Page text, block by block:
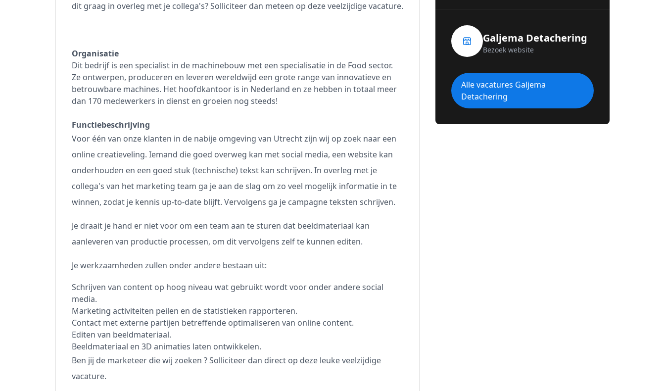
dit graag in overleg met je collega's? Solliciteer dan meteen op deze veelzijdige vacature.
Organisatie
Dit bedrijf is een specialist in de machinebouw met een specialisatie in de Food sector.
Ze ontwerpen, produceren en leveren wereldwijd een grote range van innovatieve en
betrouwbare machines. Het hoofdkantoor is in Nederland en ze hebben in totaal meer
dan 170 medewerkers in dienst en groeien nog steeds!
Functiebeschrijving
Voor één van onze klanten in de nabije omgeving van Utrecht zijn wij op zoek naar een
online creatieveling. Iemand die goed overweg kan met social media, een website kan
onderhouden en een goed stuk (technische) tekst kan schrijven. In overleg met je
collega's van het marketing team ga je aan de slag om zo veel mogelijk informatie in te
winnen, zodat je kennis up-to-date blijft. Vervolgens ga je campagne teksten schrijven.
Je draait je hand er niet voor om een team aan te sturen dat beeldmateriaal kan
aanleveren van productie processen, om dit vervolgens zelf te kunnen editen.
Je werkzaamheden zullen onder andere bestaan uit:
Schrijven van content op hoog niveau wat gebruikt wordt voor onder andere social
media.
Marketing activiteiten peilen en de statistieken rapporteren.
Contact met externe partijen betreffende optimaliseren van online content.
Editen van beeldmateriaal.
Beeldmateriaal en 3D animaties laten ontwikkelen.
Ben jij de marketeer die wij zoeken ? Solliciteer dan direct op deze leuke veelzijdige
vacature.
Galjema Detachering
Bezoek website
Alle vacatures Galjema
Detachering